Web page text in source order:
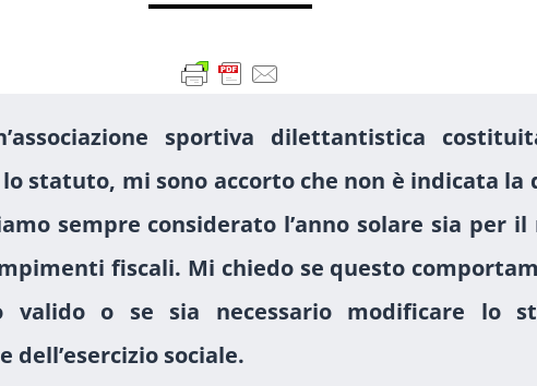
sportiva dilettantistica
statuto, mi sono accorto che non è indicata la
sempre considerato l’anno solare sia per
fiscali. Mi chiedo se questo
valido o se sia necessario modificare lo
dell’esercizio sociale.